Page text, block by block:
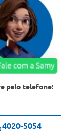
pelo telefone:
4020-5054